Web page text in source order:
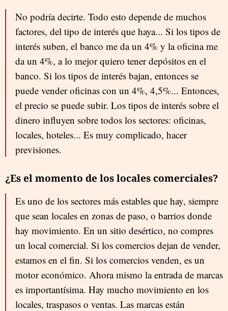
No podría decirte. Todo esto depende de muchos
factores, del tipo de interés que haya... Si los tipos de
interés suben, el banco me da un 4% y la oficina me
da un 4%, a lo mejor quiero tener depósitos en el
banco. Si los tipos de interés bajan, entonces se
puede vender oficinas con un 4%, 4,5%... Entonces,
el precio se puede subir. Los tipos de interés sobre el
dinero influyen sobre todos los sectores: oficinas,
locales, hoteles... Es muy complicado, hacer
previsiones.
¿Es el momento de los locales comerciales?
Es uno de los sectores más estables que hay, siempre
que sean locales en zonas de paso, o barrios donde
hay movimiento. En un sitio desértico, no compres
un local comercial. Si los comercios dejan de vender,
estamos en el fin. Si los comercios venden, es un
motor económico. Ahora mismo la entrada de marcas
es importantísima. Hay mucho movimiento en los
locales, traspasos o ventas. Las marcas están